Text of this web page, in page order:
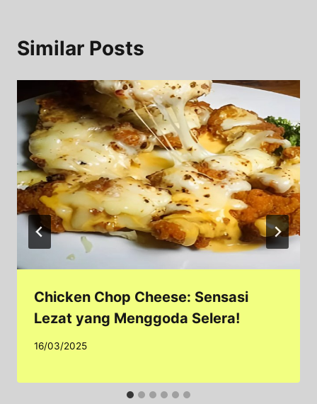
Similar Posts
Chicken Chop Cheese: Sensasi
Lezat yang Menggoda Selera!
16/03/2025